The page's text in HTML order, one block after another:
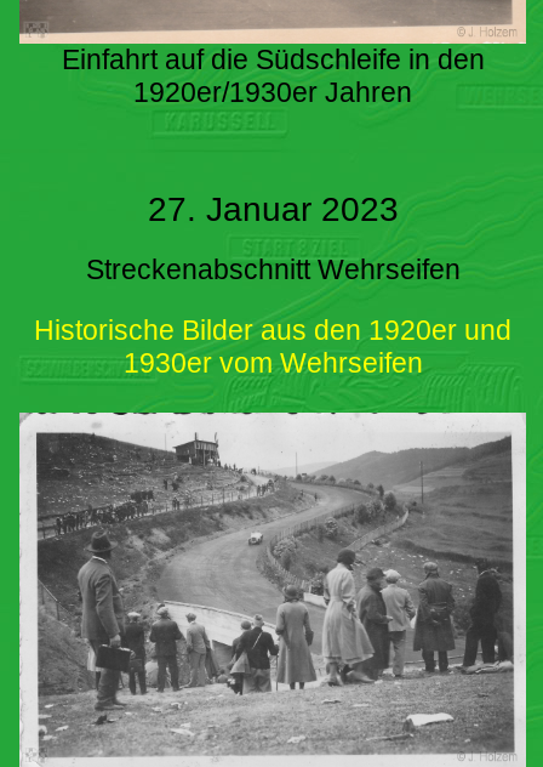
Einfahrt auf die Südschleife in den
1920er/1930er Jahren
27. Januar 2023
Streckenabschnitt Wehrseifen
Historische Bilder aus den 1920er und
1930er vom Wehrseifen